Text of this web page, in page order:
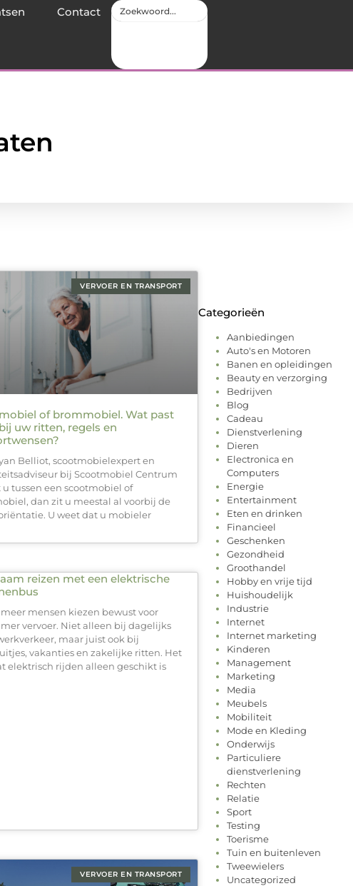
Contact
VERVOER EN TRANSPORT
of brommobiel. Wat past
uw ritten, regels en
Belliot, scootmobielexpert en
bij Scootmobiel Centrum
u tussen een scootmobiel of
dan zit u meestal al voorbij de
U weet dat u mobieler
reizen met een elektrische
meer mensen kiezen bewust voor
vervoer. Niet alleen bij dagelijks
maar juist ook bij
vakanties en zakelijke ritten. Het
elektrisch rijden alleen geschikt is
VERVOER EN TRANSPORT
Categorieën
Aanbiedingen
Auto's en Motoren
Banen en opleidingen
Beauty en verzorging
Bedrijven
Blog
Cadeau
Dienstverlening
Dieren
Electronica en
Computers
Energie
Entertainment
Eten en drinken
Financieel
Geschenken
Gezondheid
Groothandel
Hobby en vrije tijd
Huishoudelijk
Industrie
Internet
Internet marketing
Kinderen
Management
Marketing
Media
Meubels
Mobiliteit
Mode en Kleding
Onderwijs
Particuliere
dienstverlening
Rechten
Relatie
Sport
Testing
Toerisme
Tuin en buitenleven
Tweewielers
Uncategorized